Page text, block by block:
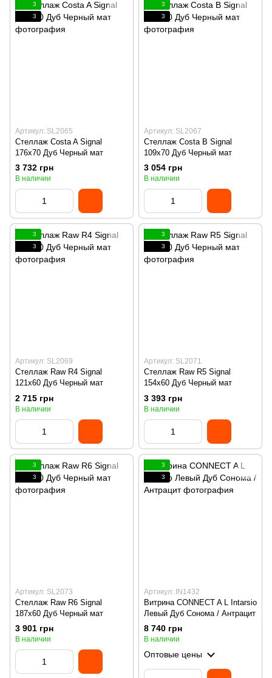
3
3
Артикул: SL2065
Стеллаж Costa A Signal
176x70 Дуб Черный мат
3 732 грн
В наличии
3
3
Артикул: SL2067
Стеллаж Costa B Signal
109x70 Дуб Черный мат
3 054 грн
В наличии
3
3
Артикул: SL2069
Стеллаж Raw R4 Signal
121x60 Дуб Черный мат
2 715 грн
В наличии
3
3
Артикул: SL2071
Стеллаж Raw R5 Signal
154x60 Дуб Черный мат
3 393 грн
В наличии
3
3
Артикул: SL2073
Стеллаж Raw R6 Signal
187x60 Дуб Черный мат
3 901 грн
В наличии
3
3
Артикул: IN1432
Витрина CONNECT A L Intarsio
Левый Дуб Сонома / Антрацит
8 740 грн
В наличии
Оптовые цены